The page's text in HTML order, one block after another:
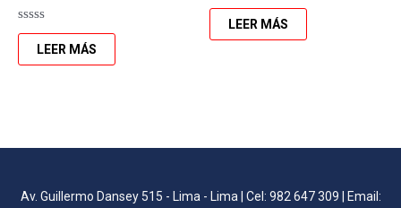
Valorado
conLEER MÁS
Valorado
conLEER MÁS
Av. Guillermo Dansey 515 - Lima - Lima | Cel: 982 647 309 | Email: